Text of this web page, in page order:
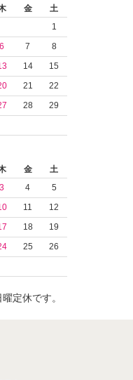
金
土
1
6 7
8
14
15
21
22
28
29
金
土
3 4
5
11
12
18
19
25
26
定休です。